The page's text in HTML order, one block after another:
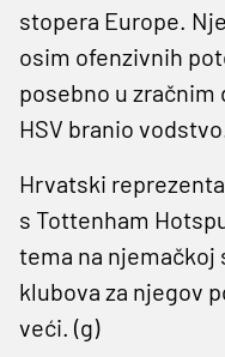
stopera Europe.
osim ofenzivnih
posebno u zračnim
HSV branio
Hrvatski
s Tottenham
tema na njemačkoj
klubova za njegov
veći. (g)